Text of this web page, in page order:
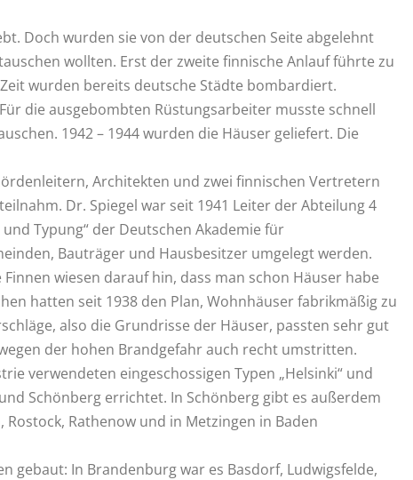
Doch wurden sie von der deutschen Seite abgelehnt
wollten. Erst der zweite finnische Anlauf führte zu
wurden bereits deutsche Städte bombardiert.
die ausgebombten Rüstungsarbeiter musste schnell
1942 – 1944 wurden die Häuser geliefert. Die
Architekten und zwei finnischen Vertretern
Dr. Spiegel war seit 1941 Leiter der Abteilung 4
Typung“ der Deutschen Akademie für
Bauträger und Hausbesitzer umgelegt werden.
wiesen darauf hin, dass man schon Häuser habe
hatten seit 1938 den Plan, Wohnhäuser fabrikmäßig zu
also die Grundrisse der Häuser, passten sehr gut
der hohen Brandgefahr auch recht umstritten.
verwendeten eingeschossigen Typen „Helsinki“ und
Schönberg errichtet. In Schönberg gibt es außerdem
Rathenow und in Metzingen in Baden
gebaut: In Brandenburg war es Basdorf, Ludwigsfelde,